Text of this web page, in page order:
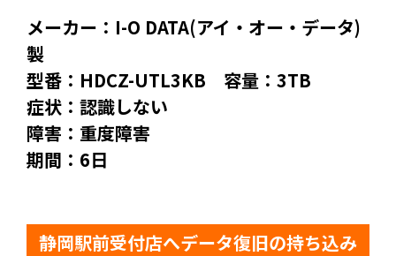
メーカー：I-O DATA(アイ・オー・データ)
製
型番：HDCZ-UTL3KB 容量：3TB
症状：認識しない
障害：重度障害
期間：6日
静岡駅前受付店へデータ復旧の持ち込み